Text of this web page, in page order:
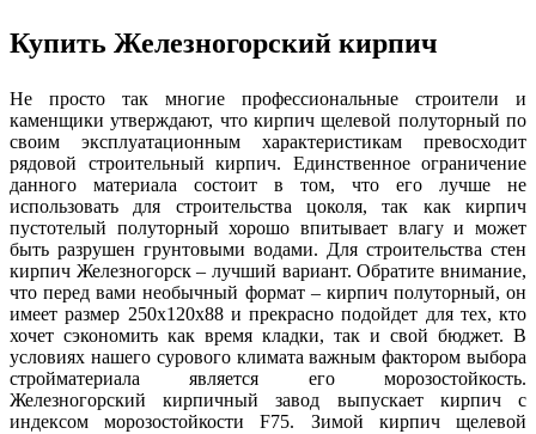
Купить Железногорский кирпич
Не просто так многие профессиональные строители и
каменщики утверждают, что кирпич щелевой полуторный по
своим эксплуатационным характеристикам превосходит
рядовой строительный кирпич. Единственное ограничение
данного материала состоит в том, что его лучше не
использовать для строительства цоколя, так как кирпич
пустотелый полуторный хорошо впитывает влагу и может
быть разрушен грунтовыми водами. Для строительства стен
кирпич Железногорск – лучший вариант. Обратите внимание,
что перед вами необычный формат – кирпич полуторный, он
имеет размер 250х120х88 и прекрасно подойдет для тех, кто
хочет сэкономить как время кладки, так и свой бюджет. В
условиях нашего сурового климата важным фактором выбора
стройматериала является его морозостойкость.
Железногорский кирпичный завод выпускает кирпич с
индексом морозостойкости F75. Зимой кирпич щелевой